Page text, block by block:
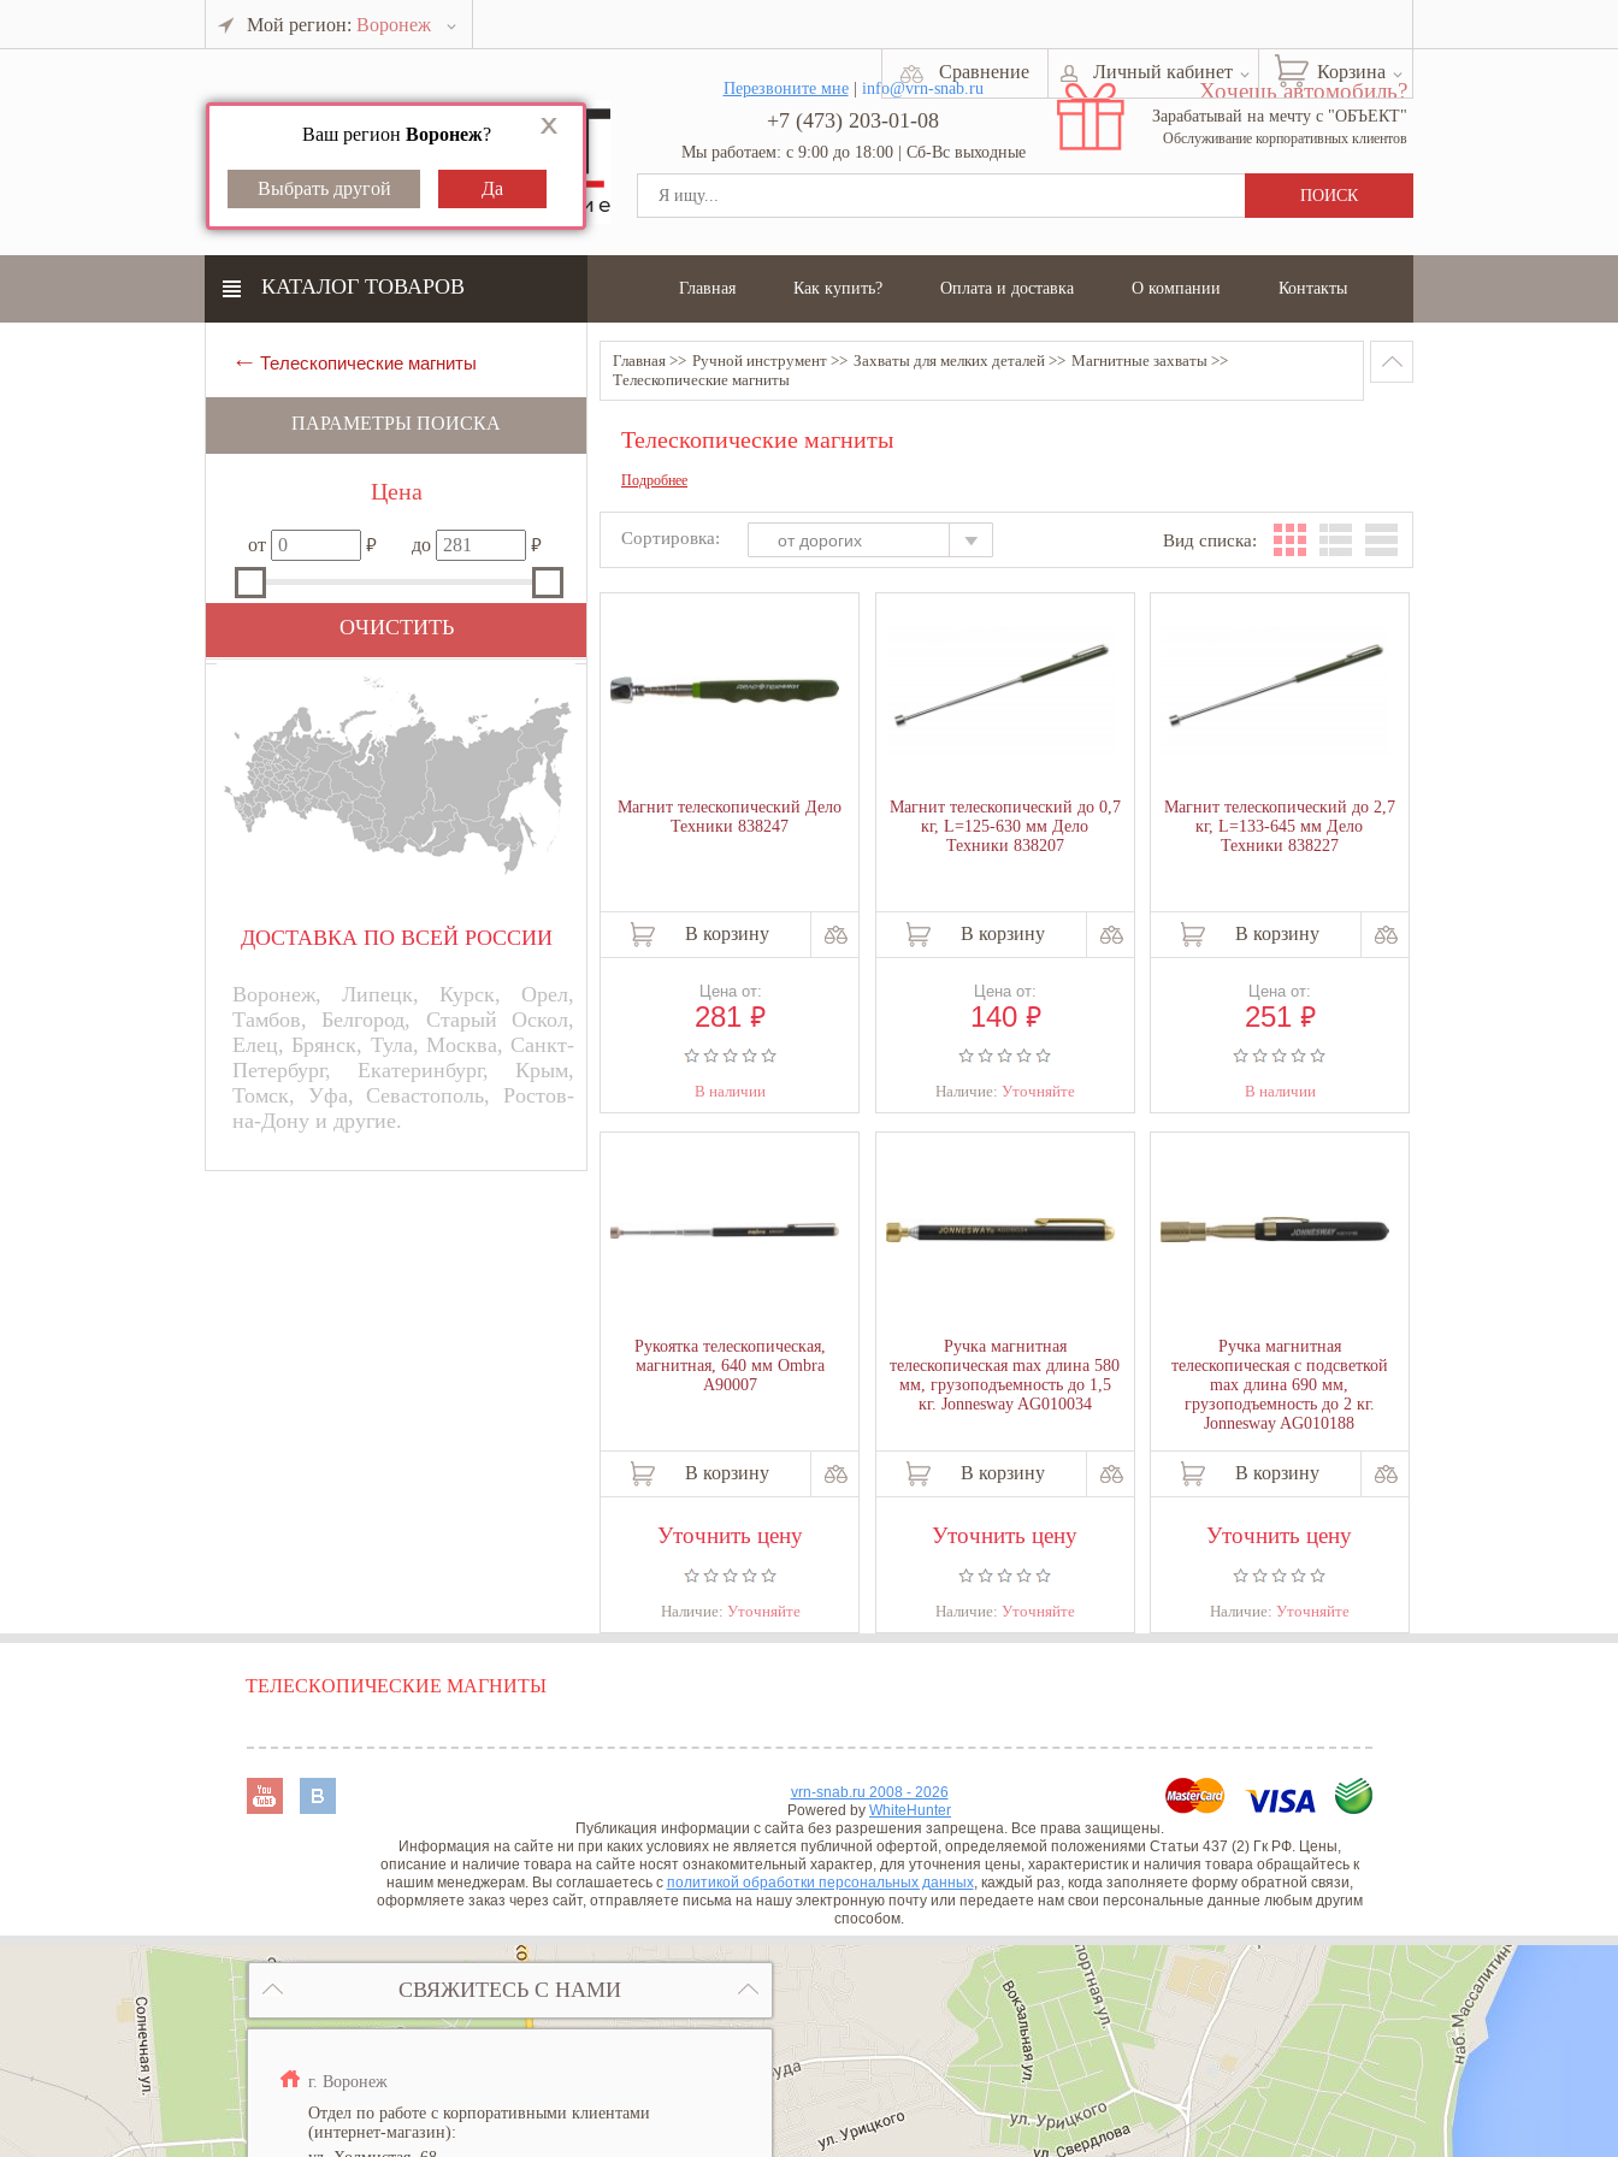
Мой регион: Воронеж
Ваш регион Воронеж?
Корзина
Личный кабинет
Сравнение
Перезвоните мне| info@vrn-snab.ru
+7 (473) 203-01-08
Мы работаем: с 9:00 до 18:00 | Сб-Вс выходные
Хочешь автомобиль?
Зарабатывай на мечту с "ОБЪЕКТ"
Обслуживание корпоративных клиентов
КАТАЛОГ ТОВАРОВ Главная Как купить? Оплата и доставка О компании Контакты
Телескопические магниты
ПАРАМЕТРЫ ПОИСКА
Цена
от ₽ до ₽
ОЧИСТИТЬ
ДОСТАВКА ПО ВСЕЙ РОССИИ
Воронеж, Липецк, Курск, Орел,
Тамбов, Белгород, Старый Оскол,
Елец, Брянск, Тула, Москва, Санкт-
Петербург, Екатеринбург, Крым,
Томск, Уфа, Севастополь, Ростов-
на-Дону и другие.
Главная Ручной инструмент Захваты для мелких деталей
Магнитные захваты
Телескопические магниты
Телескопические магниты
Подробнее
Сортировка: от дорогих Вид списка:
Магнит телескопический Дело
Техники 838247
В корзину
Цена от:
281₽
В наличии
Магнит телескопический до 0,7
кг, L=125-630 мм Дело
Техники 838207
В корзину
Цена от:
140 ₽
Наличие:Уточняйте
Магнит телескопический до 2,7
кг, L=133-645 мм Дело
Техники 838227
В корзину
Цена от:
251 ₽
В наличии
Рукоятка телескопическая,
магнитная, 640 мм Ombra
A90007
В корзину
Уточнить цену
Наличие: Уточняйте
Ручка магнитная
телескопическая max длина 580
мм, грузоподъемность до 1,5
кг. Jonnesway AG010034
В корзину
Уточнить цену
Наличие:Уточняйте
Ручка магнитная
телескопическая с подсветкой
max длина 690 мм,
грузоподъемность до 2 кг.
Jonnesway AG010188
В корзину
Уточнить цену
Наличие:Уточняйте
ТЕЛЕСКОПИЧЕСКИЕ МАГНИТЫ
vrn-snab.ru 2008 - 2026
Powered by WhiteHunter
Публикация информации с сайта без разрешения запрещена. Все права защищены.
Информация на сайте ни при каких условиях не является публичной офертой, определяемой положениями Статьи 437 (2) Гк РФ. Цены,
описание и наличие товара на сайте носят ознакомительный характер, для уточнения цены, характеристик и наличия товара обращайтесь к
нашим менеджерам. Вы соглашаетесь с политикой обработки персональных данных, каждый раз, когда заполняете форму обратной связи,
оформляете заказ через сайт, отправляете письма на нашу электронную почту или передаете нам свои персональные данные любым другим
способом.
СВЯЖИТЕСЬ С НАМИ
г. Воронеж
Отдел по работе с корпоративными клиентами
(интернет-магазин):